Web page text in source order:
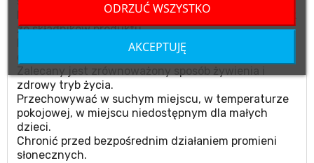
Nie stosować w przypadku uczulenia na którykolwiek
ze składników produktu.
Produktu nie należy podawać matkom karmiącym
zdrowy tryb życia.
Przechowywać w suchym miejscu, w temperaturze
pokojowej, w miejscu niedostępnym dla małych
dzieci.
Chronić przed bezpośrednim działaniem promieni
słonecznych.
ODRZUĆ WSZYSTKO
AKCEPTUJĘ